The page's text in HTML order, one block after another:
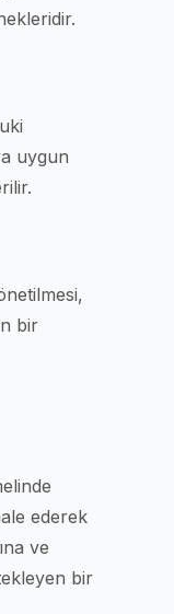
uygun
bir
ederek
ve
bir